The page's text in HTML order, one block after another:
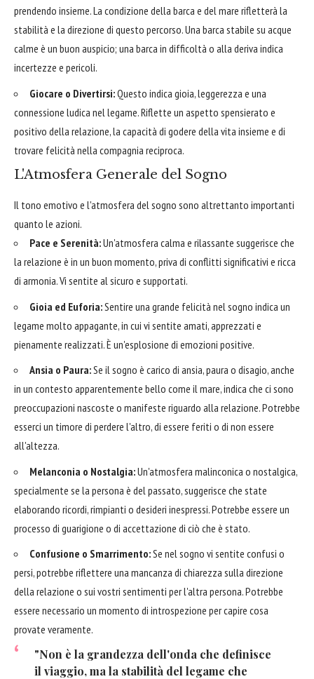
prendendo insieme. La condizione della barca e del mare rifletterà la
stabilità e la direzione di questo percorso. Una barca stabile su acque
calme è un buon auspicio; una barca in difficoltà o alla deriva indica
incertezze e pericoli.
Giocare o Divertirsi:Questo indica gioia, leggerezza e una
connessione ludica nel legame. Riflette un aspetto spensierato e
positivo della relazione, la capacità di godere della vita insieme e di
trovare felicità nella compagnia reciproca.
L'Atmosfera Generale del Sogno
Il tono emotivo e l'atmosfera del sogno sono altrettanto importanti
quanto le azioni.
Pace e Serenità:Un'atmosfera calma e rilassante suggerisce che
la relazione è in un buon momento, priva di conflitti significativi e ricca
di armonia. Vi sentite al sicuro e supportati.
Gioia ed Euforia:Sentire una grande felicità nel sogno indica un
legame molto appagante, in cui vi sentite amati, apprezzati e
pienamente realizzati. È un'esplosione di emozioni positive.
Ansia o Paura:Se il sogno è carico di ansia, paura o disagio, anche
in un contesto apparentemente bello come il mare, indica che ci sono
preoccupazioni nascoste o manifeste riguardo alla relazione. Potrebbe
esserci un timore di perdere l'altro, di essere feriti o di non essere
all'altezza.
Melanconia o Nostalgia:Un'atmosfera malinconica o nostalgica,
specialmente se la persona è del passato, suggerisce che state
elaborando ricordi, rimpianti o desideri inespressi. Potrebbe essere un
processo di guarigione o di accettazione di ciò che è stato.
Confusione o Smarrimento:Se nel sogno vi sentite confusi o
persi, potrebbe riflettere una mancanza di chiarezza sulla direzione
della relazione o sui vostri sentimenti per l'altra persona. Potrebbe
essere necessario un momento di introspezione per capire cosa
provate veramente.
"Non è la grandezza dell'onda che definisce
il viaggio, ma la stabilità del legame che